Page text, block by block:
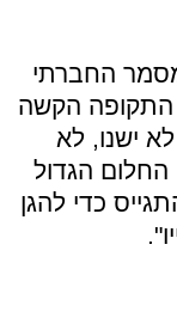
החברתי
התקופה הקשה
ישנו, לא
החלום הגדול
כדי להגן